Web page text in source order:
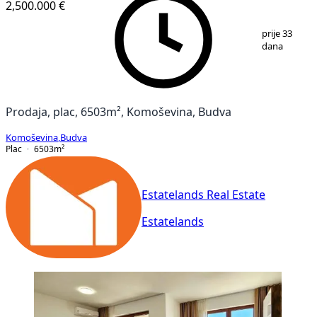
2,500.000 €
prije 33
dana
Prodaja, plac, 6503m², Komoševina, Budva
Komoševina Budva
Plac
6503m²
Estatelands Real Estate
Estatelands